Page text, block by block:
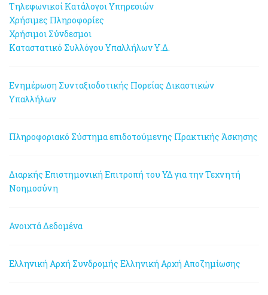
Τηλεφωνικοί Κατάλογοι Υπηρεσιών
Χρήσιμες Πληροφορίες
Χρήσιμοι Σύνδεσμοι
Καταστατικό Συλλόγου Υπαλλήλων Υ.Δ.
Ενημέρωση Συνταξιοδοτικής Πορείας Δικαστικών
Υπαλλήλων
Πληροφοριακό Σύστημα επιδοτούμενης Πρακτικής Άσκησης
Διαρκής Επιστημονική Επιτροπή του ΥΔ για την Τεχνητή
Νοημοσύνη
Ανοιχτά Δεδομένα
Ελληνική Αρχή Συνδρομής Ελληνική Αρχή Αποζημίωσης